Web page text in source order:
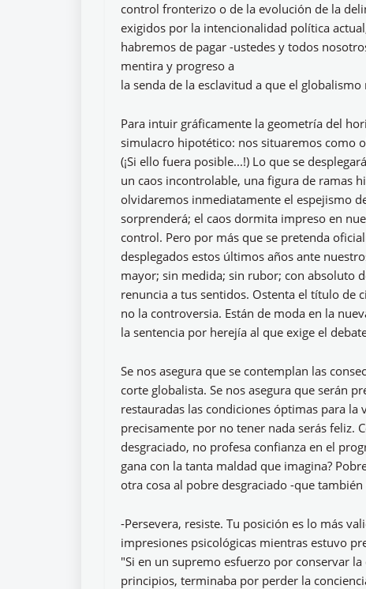
control fronterizo o de la evolución de la
exigidos por la intencionalidad política
habremos de pagar -ustedes y todos
mentira y progreso a
la senda de la esclavitud a que el globalismo
Para intuir gráficamente la geometría del
simulacro hipotético: nos situaremos como
(¡Si ello fuera posible...!) Lo que se
un caos incontrolable, una figura de ramas
olvidaremos inmediatamente el espejismo
sorprenderá; el caos dormita impreso en
control. Pero por más que se pretenda
desplegados estos últimos años ante
mayor; sin medida; sin rubor; con absoluto
renuncia a tus sentidos. Ostenta el título de
no la controversia. Están de moda en la
la sentencia por herejía al que exige el
Se nos asegura que se contemplan las
corte globalista. Se nos asegura que serán
restauradas las condiciones óptimas para
precisamente por no tener nada serás feliz.
desgraciado, no profesa confianza en el
gana con la tanta maldad que imagina?
otra cosa al pobre desgraciado -que también
-Persevera, resiste. Tu posición es lo más
impresiones psicológicas mientras estuvo
"Si en un supremo esfuerzo por conservar
principios, terminaba por perder la